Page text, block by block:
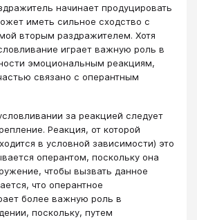
начинает продуцировать
иметь сильное сходство с
вторым раздражителем. Хотя
играет важную роль в
эмоциональным реакциям,
связано с оперантным
за реакцией следует
Реакция, от которой
в условной зависимости) это
оперантом, поскольку она
чтобы вызвать данное
что оперантное
более важную роль в
поскольку, путем